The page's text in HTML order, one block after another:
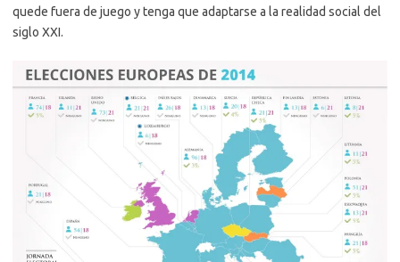
quede fuera de juego y tenga que adaptarse a la realidad social del
siglo XXI.